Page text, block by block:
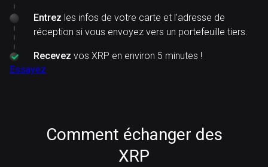
Entrez les infos de votre carte et l'adresse de
réception si vous envoyez vers un portefeuille tiers.
Recevez vos XRP en environ 5 minutes !
Essayez
Comment échanger des
XRP